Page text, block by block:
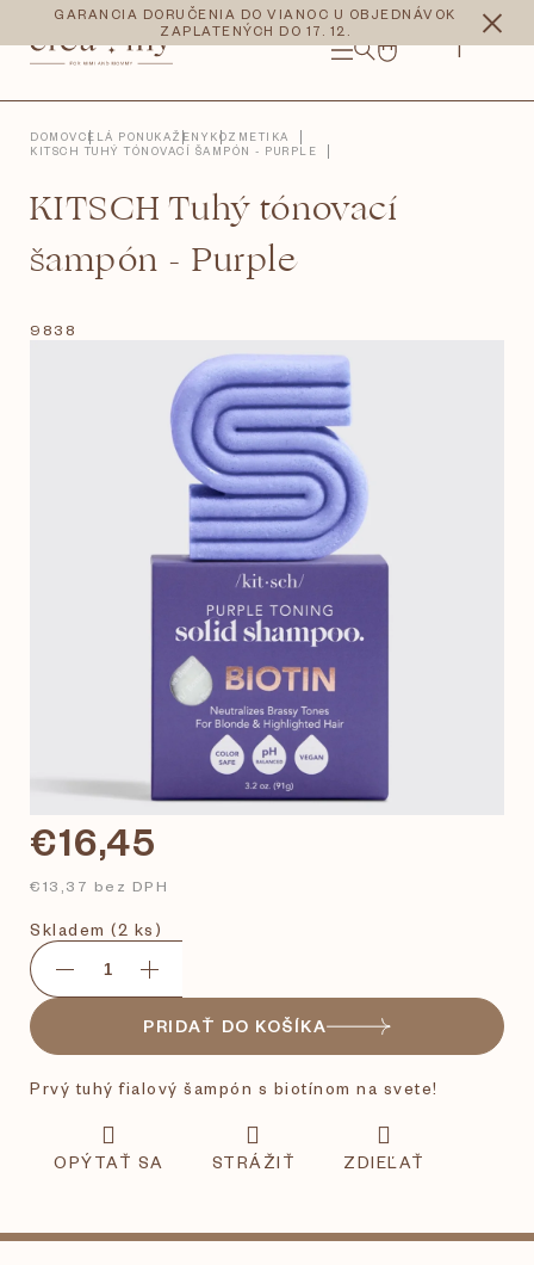
obsah
GARANCIA DORUČENIA DO VIANOC U OBJEDNÁVOK
ZAPLATENÝCH DO 17. 12.
NÁKUPNÝ
CZK EUR
DOMOVCELÁ PONUKAŽENY KOZMETIKA
KITSCH TUHÝ TÓNOVACÍ ŠAMPÓN - PURPLE
KITSCH Tuhý tónovací
šampón - Purple
9838
€16,45
€13,37 bez DPH
Skladem (2 ks)
PRIDAŤ DO KOŠÍKA
Prvý tuhý fialový šampón s biotínom na svete!
OPÝTAŤ SA STRÁŽIŤ ZDIEĽAŤ